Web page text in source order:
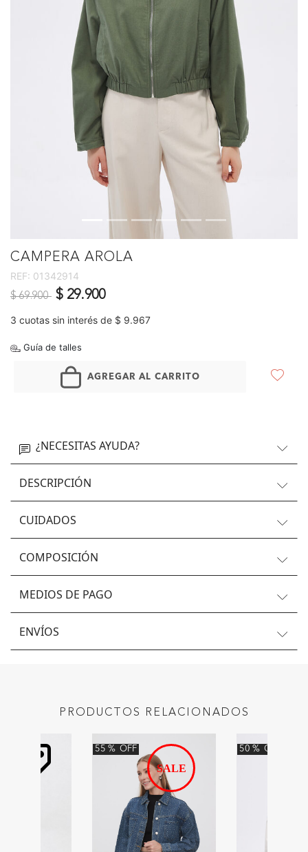
CAMPERA AROLA
REF: 01342914
Precio reducido de
$ 69.900 a$ 29.900
3 cuotas sin interés de $ 9.967
Guía de talles
AGREGAR AL CARRITO
¿NECESITAS AYUDA?
DESCRIPCIÓN
CUIDADOS
COMPOSICIÓN
MEDIOS DE PAGO
ENVÍOS
PRODUCTOS RELACIONADOS
55% OFF 50% OFF